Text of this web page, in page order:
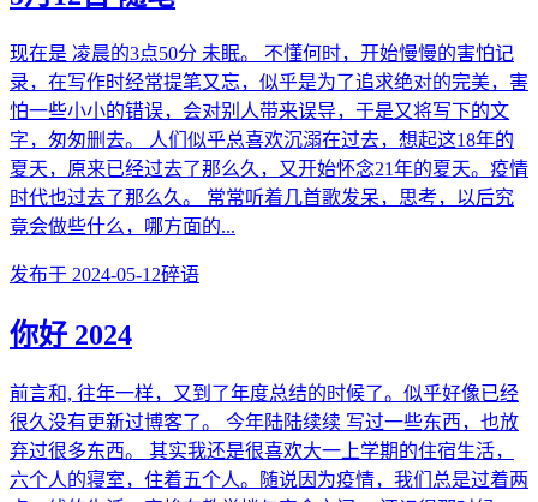
现在是 凌晨的3点50分 未眠。 不懂何时，开始慢慢的害怕记
录，在写作时经常提笔又忘，似乎是为了追求绝对的完美，害
怕一些小小的错误，会对别人带来误导，于是又将写下的文
字，匆匆删去。 人们似乎总喜欢沉溺在过去，想起这18年的
夏天，原来已经过去了那么久，又开始怀念21年的夏天。疫情
时代也过去了那么久。 常常听着几首歌发呆，思考，以后究
竟会做些什么，哪方面的...
发布于 2024-05-12碎语
你好 2024
前言和, 往年一样，又到了年度总结的时候了。似乎好像已经
很久没有更新过博客了。 今年陆陆续续 写过一些东西，也放
弃过很多东西。 其实我还是很喜欢大一上学期的住宿生活，
六个人的寝室，住着五个人。随说因为疫情，我们总是过着两